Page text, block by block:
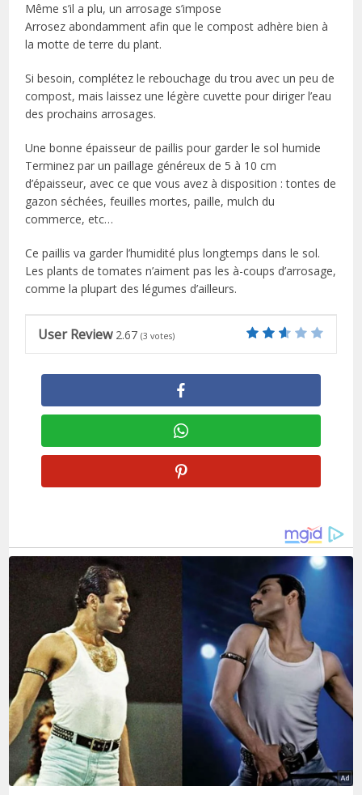
Même s’il a plu, un arrosage s’impose
Arrosez abondamment afin que le compost adhère bien à
la motte de terre du plant.
Si besoin, complétez le rebouchage du trou avec un peu de
compost, mais laissez une légère cuvette pour diriger l’eau
des prochains arrosages.
Une bonne épaisseur de paillis pour garder le sol humide
Terminez par un paillage généreux de 5 à 10 cm
d’épaisseur, avec ce que vous avez à disposition : tontes de
gazon séchées, feuilles mortes, paille, mulch du
commerce, etc…
Ce paillis va garder l’humidité plus longtemps dans le sol.
Les plants de tomates n’aiment pas les à-coups d’arrosage,
comme la plupart des légumes d’ailleurs.
User Review 2.67 (3 votes)